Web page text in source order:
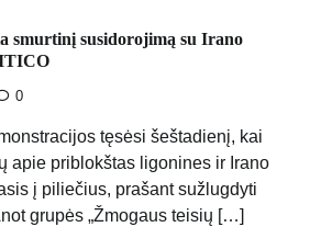
smurtinį susidorojimą su Irano
0
tęsėsi šeštadienį, kai
apie priblokštas ligonines ir Irano
į piliečius, prašant sužlugdyti
grupės „Žmogaus teisių […]